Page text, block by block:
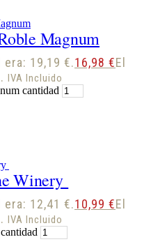
Magnum
19,19 €.16,98 €El
IVA Incluido
cantidad
Winery
12,41 €.10,99 €El
IVA Incluido